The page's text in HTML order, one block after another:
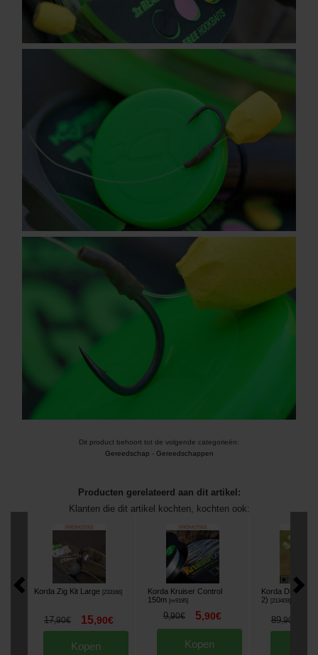
Dit product behoort tot de volgende categorieën:
Gereedschap - Gereedschappen
Producten gerelateerd aan dit artikel:
Klanten die dit artikel kochten, kochten ook:
Korda Zig Kit Large 233166]
17,90€ 15,90€
Kopen
Korda Kruiser Control
150m [m9195]
9,90€ 5,90€
Kopen
Korda Distance
2)
213409]
89,90